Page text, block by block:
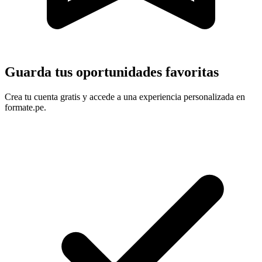
Guarda tus oportunidades favoritas
Crea tu cuenta gratis y accede a una experiencia personalizada en
formate.pe.